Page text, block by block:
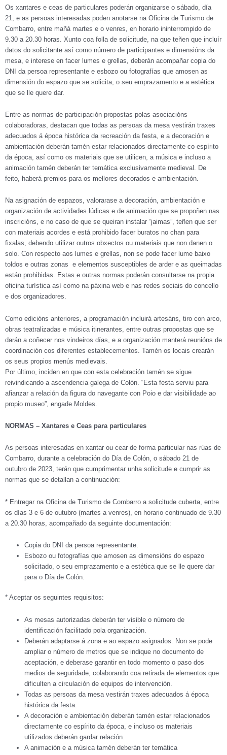
Os xantares e ceas de particulares poderán organizarse o sábado, día
21, e as persoas interesadas poden anotarse na Oficina de Turismo de
Combarro, entre mañá martes e o venres, en horario ininterrompido de
9.30 a 20.30 horas. Xunto coa folla de solicitude, na que teñen que incluír
datos do solicitante así como número de participantes e dimensións da
mesa, e interese en facer lumes e grellas, deberán acompañar copia do
DNI da persoa representante e esbozo ou fotografías que amosen as
dimensión do espazo que se solicita, o seu emprazamento e a estética
que se lle quere dar.
Entre as normas de participación propostas polas asociacións
colaboradoras, destacan que todas as persoas da mesa vestirán traxes
adecuados á época histórica da recreación da festa, e a decoración e
ambientación deberán tamén estar relacionados directamente co espírito
da época, así como os materiais que se utilicen, a música e incluso a
animación tamén deberán ter temática exclusivamente medieval. De
feito, haberá premios para os mellores decorados e ambientación.
Na asignación de espazos, valorarase a decoración, ambientación e
organización de actividades lúdicas e de animación que se propoñen nas
inscricións, e no caso de que se queiran instalar “jaimas”, teñen que ser
con materiais acordes e está prohibido facer buratos no chan para
fixalas, debendo utilizar outros obxectos ou materiais que non danen o
solo. Con respecto aos lumes e grellas, non se pode facer lume baixo
toldos e outras zonas e elementos susceptibles de arder e as queimadas
están prohibidas. Estas e outras normas poderán consultarse na propia
oficina turística así como na páxina web e nas redes sociais do concello
e dos organizadores.
Como edicións anteriores, a programación incluirá artesáns, tiro con arco,
obras teatralizadas e música itinerantes, entre outras propostas que se
darán a coñecer nos vindeiros días, e a organización manterá reunións de
coordinación cos diferentes establecementos. Tamén os locais crearán
os seus propios menús medievais.
Por último, inciden en que con esta celebración tamén se sigue
reivindicando a ascendencia galega de Colón. “Esta festa serviu para
afianzar a relación da figura do navegante con Poio e dar visibilidade ao
propio museo”, engade Moldes.
NORMAS – Xantares e Ceas para particulares
As persoas interesadas en xantar ou cear de forma particular nas rúas de
Combarro, durante a celebración do Día de Colón, o sábado 21 de
outubro de 2023, terán que cumprimentar unha solicitude e cumprir as
normas que se detallan a continuación:
* Entregar na Oficina de Turismo de Combarro a solicitude cuberta, entre
os días 3 e 6 de outubro (martes a venres), en horario continuado de 9.30
a 20.30 horas, acompañado da seguinte documentación:
Copia do DNI da persoa representante.
Esbozo ou fotografías que amosen as dimensións do espazo
solicitado, o seu emprazamento e a estética que se lle quere dar
para o Día de Colón.
* Aceptar os seguintes requisitos:
As mesas autorizadas deberán ter visible o número de
identificación facilitado pola organización.
Deberán adaptarse á zona e ao espazo asignados. Non se pode
ampliar o número de metros que se indique no documento de
aceptación, e deberase garantir en todo momento o paso dos
medios de seguridade, colaborando coa retirada de elementos que
dificulten a circulación de equipos de intervención.
Todas as persoas da mesa vestirán traxes adecuados á época
histórica da festa.
A decoración e ambientación deberán tamén estar relacionados
directamente co espírito da época, e incluso os materiais
utilizados deberán gardar relación.
A animación e a música tamén deberán ter temática